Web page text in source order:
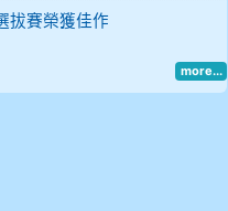
拔賽榮獲佳作
more...